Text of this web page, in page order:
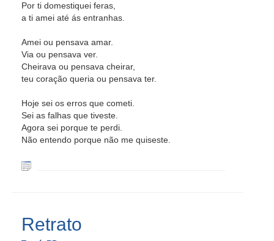
Por ti domestiquei feras,
a ti amei até ás entranhas.
Amei ou pensava amar.
Via ou pensava ver.
Cheirava ou pensava cheirar,
teu coração queria ou pensava ter.
Hoje sei os erros que cometi.
Sei as falhas que tiveste.
Agora sei porque te perdi.
Não entendo porque não me quiseste.
Retrato